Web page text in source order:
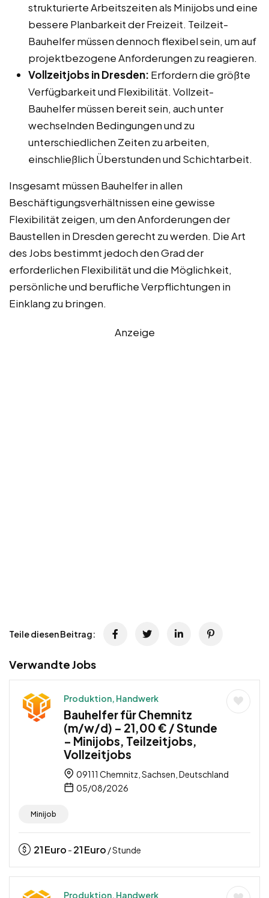
strukturierte Arbeitszeiten als Minijobs und eine
bessere Planbarkeit der Freizeit. Teilzeit-
Bauhelfer müssen dennoch flexibel sein, um auf
projektbezogene Anforderungen zu reagieren.
Vollzeitjobs in Dresden: Erfordern die größte
Verfügbarkeit und Flexibilität. Vollzeit-
Bauhelfer müssen bereit sein, auch unter
wechselnden Bedingungen und zu
unterschiedlichen Zeiten zu arbeiten,
einschließlich Überstunden und Schichtarbeit.
Insgesamt müssen Bauhelfer in allen
Beschäftigungsverhältnissen eine gewisse
Flexibilität zeigen, um den Anforderungen der
Baustellen in Dresden gerecht zu werden. Die Art
des Jobs bestimmt jedoch den Grad der
erforderlichen Flexibilität und die Möglichkeit,
persönliche und berufliche Verpflichtungen in
Einklang zu bringen.
Anzeige
Teile diesen Beitrag:
Verwandte Jobs
Produktion, Handwerk
Bauhelfer für Chemnitz
(m/w/d) – 21,00 € / Stunde
– Minijobs, Teilzeitjobs,
Vollzeitjobs
09111 Chemnitz, Sachsen, Deutschland
05/08/2026
Minijob
21Euro - 21Euro / Stunde
Produktion, Handwerk